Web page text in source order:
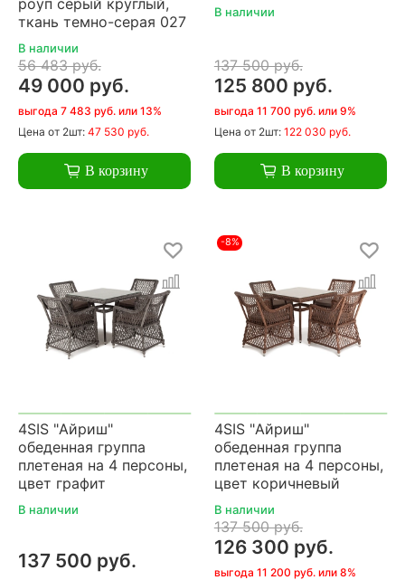
ткань темно-серая 027
В наличии
56 483 руб.
49 000 руб.
выгода 7 483 руб. или 13%
Цена от 2шт: 47 530 руб.
В корзину
В наличии
137 500 руб.
125 800 руб.
выгода 11 700 руб. или 9%
Цена от 2шт: 122 030 руб.
В корзину
4SIS "Айриш"
обеденная группа
плетеная на 4 персоны,
цвет графит
В наличии
137 500 руб.
-8%
4SIS "Айриш"
обеденная группа
плетеная на 4 персоны,
цвет коричневый
В наличии
137 500 руб.
126 300 руб.
выгода 11 200 руб. или 8%